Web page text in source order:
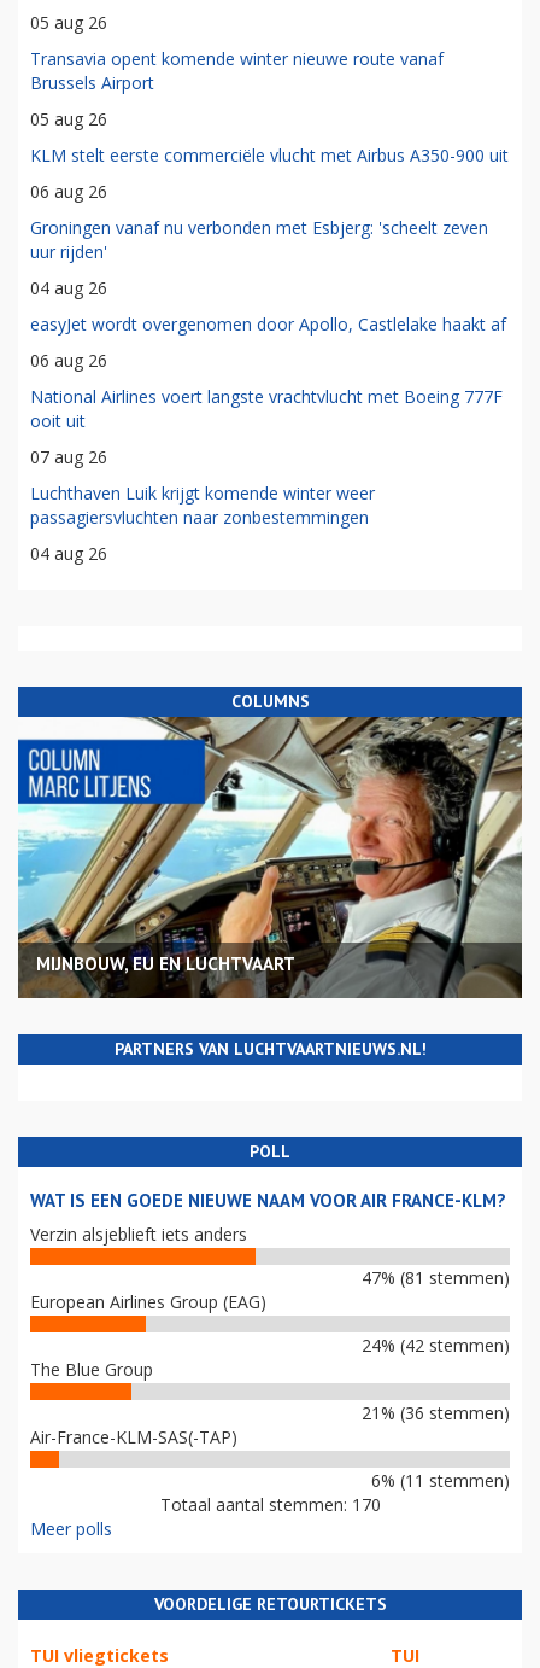
05 aug 26
Transavia opent komende winter nieuwe route vanaf
Brussels Airport
05 aug 26
KLM stelt eerste commerciële vlucht met Airbus A350-900 uit
06 aug 26
Groningen vanaf nu verbonden met Esbjerg: 'scheelt zeven
uur rijden'
04 aug 26
easyJet wordt overgenomen door Apollo, Castlelake haakt af
06 aug 26
National Airlines voert langste vrachtvlucht met Boeing 777F
ooit uit
07 aug 26
Luchthaven Luik krijgt komende winter weer
passagiersvluchten naar zonbestemmingen
04 aug 26
COLUMNS
MIJNBOUW, EU EN LUCHTVAART
PARTNERS VAN LUCHTVAARTNIEUWS.NL!
POLL
WAT IS EEN GOEDE NIEUWE NAAM VOOR AIR FRANCE-KLM?
Verzin alsjeblieft iets anders
47% (81 stemmen)
European Airlines Group (EAG)
24% (42 stemmen)
The Blue Group
21% (36 stemmen)
Air-France-KLM-SAS(-TAP)
6% (11 stemmen)
Totaal aantal stemmen: 170
Meer polls
VOORDELIGE RETOURTICKETS
TUI vliegtickets TUI